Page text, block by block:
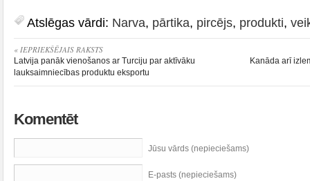
Atslēgas vārdi: Narva, pārtika, pircējs, produkti,
« IEPRIEKŠĒJAIS RAKSTS
Latvija panāk vienošanos ar Turciju par aktīvāku
lauksaimniecības produktu eksportu
Kanāda arī
Komentēt
Jūsu vārds (nepieciešams)
E-pasts (nepieciešams)